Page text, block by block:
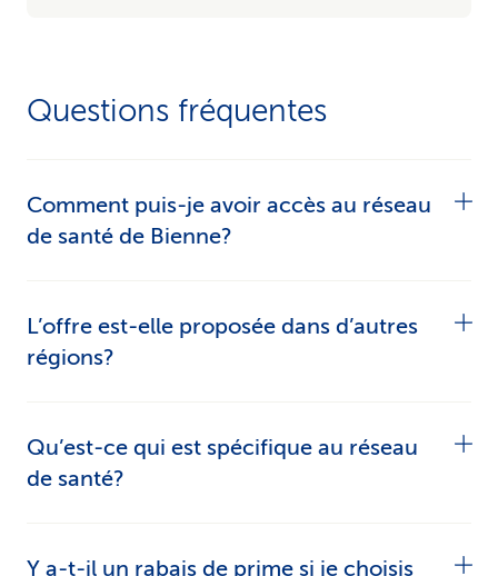
Questions fréquentes
Comment puis-je avoir accès au réseau
de santé de Bienne?
région de Bienne et ayant choisi le
santé de Bienne.
L’offre est-elle proposée dans d’autres
régions?
plusieurs régions de Suisse et nous élargissons
Qu’est-ce qui est spécifique au réseau
de santé?
Y a-t-il un rabais de prime si je choisis